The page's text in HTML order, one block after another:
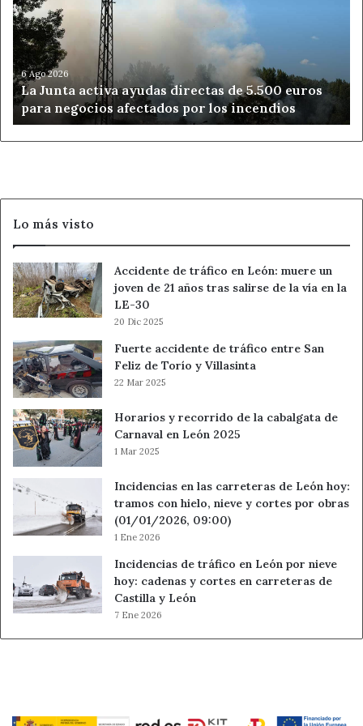
ayudas
directas
de
5.500
euros
para
negocios
afectados
por
6 Ago 2026
La Junta activa ayudas directas de 5.500 euros
para negocios afectados por los incendios
Lo más visto
Accidente de tráfico en León: muere un
joven de 21 años tras salirse de la vía en la
LE-30
20 Dic 2025
Fuerte accidente de tráfico entre San
Feliz de Torío y Villasinta
22 Mar 2025
Horarios y recorrido de la cabalgata de
Carnaval en León 2025
1 Mar 2025
Incidencias en las carreteras de León hoy:
tramos con hielo, nieve y cortes por obras
(01/01/2026, 09:00)
1 Ene 2026
Incidencias de tráfico en León por nieve
hoy: cadenas y cortes en carreteras de
Castilla y León
7 Ene 2026